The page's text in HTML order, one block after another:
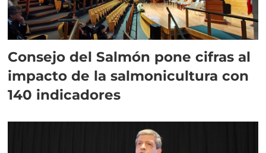
Consejo del Salmón pone cifras al
impacto de la salmonicultura con
140 indicadores